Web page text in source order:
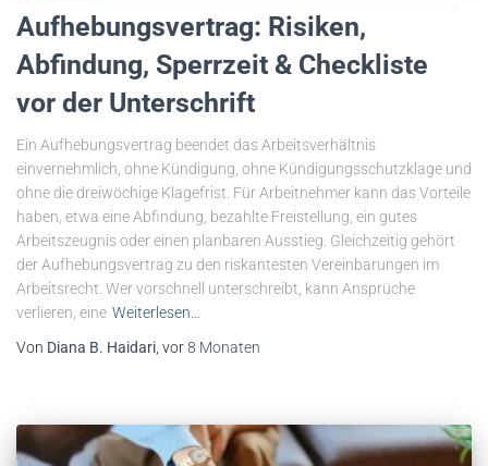
Aufhebungsvertrag: Risiken,
Abfindung, Sperrzeit & Checkliste
vor der Unterschrift
Ein Aufhebungsvertrag beendet das Arbeitsverhältnis
einvernehmlich, ohne Kündigung, ohne Kündigungsschutzklage und
ohne die dreiwöchige Klagefrist. Für Arbeitnehmer kann das Vorteile
haben, etwa eine Abfindung, bezahlte Freistellung, ein gutes
Arbeitszeugnis oder einen planbaren Ausstieg. Gleichzeitig gehört
der Aufhebungsvertrag zu den riskantesten Vereinbarungen im
Arbeitsrecht. Wer vorschnell unterschreibt, kann Ansprüche
verlieren, eine Weiterlesen…
Von Diana B. Haidari , vor8 Monaten